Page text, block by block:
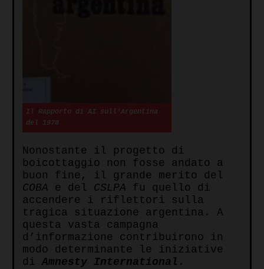
Il Rapporto di AI sull’Argentina
del 1978
Nonostante il progetto di
boicottaggio non fosse andato a
buon fine, il grande merito del
COBA e del CSLPA fu quello di
accendere i riflettori sulla
tragica situazione argentina. A
questa vasta campagna
d’informazione contribuirono in
modo determinante le iniziative
di Amnesty International .